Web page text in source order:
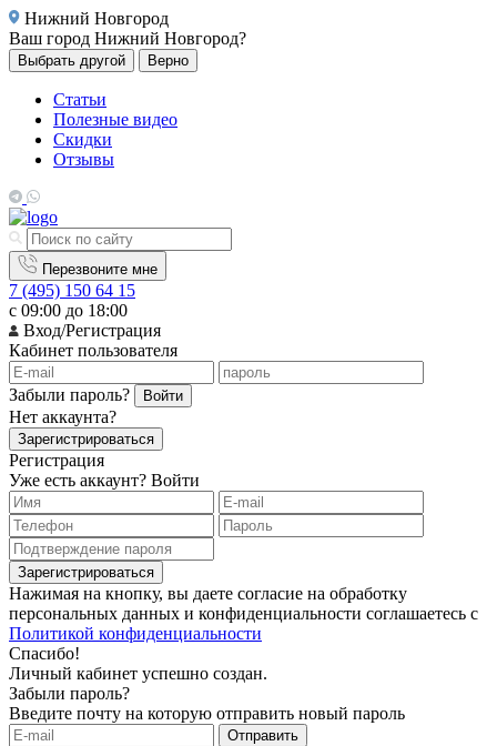
Нижний Новгород
Ваш город Нижний Новгород?
Выбрать другой Верно
Статьи
Полезные видео
Скидки
Отзывы
Перезвоните мне
7 (495) 150 64 15
с 09:00 до 18:00
Вход/Регистрация
Кабинет пользователя
Забыли пароль? Войти
Нет аккаунта?
Зарегистрироваться
Регистрация
Уже есть аккаунт? Войти
Зарегистрироваться
Нажимая на кнопку, вы даете согласие на обработку
персональных данных и конфиденциальности соглашаетесь с
Политикой конфиденциальности
Спасибо!
Личный кабинет успешно создан.
Забыли пароль?
Введите почту на которую отправить новый пароль
Отправить